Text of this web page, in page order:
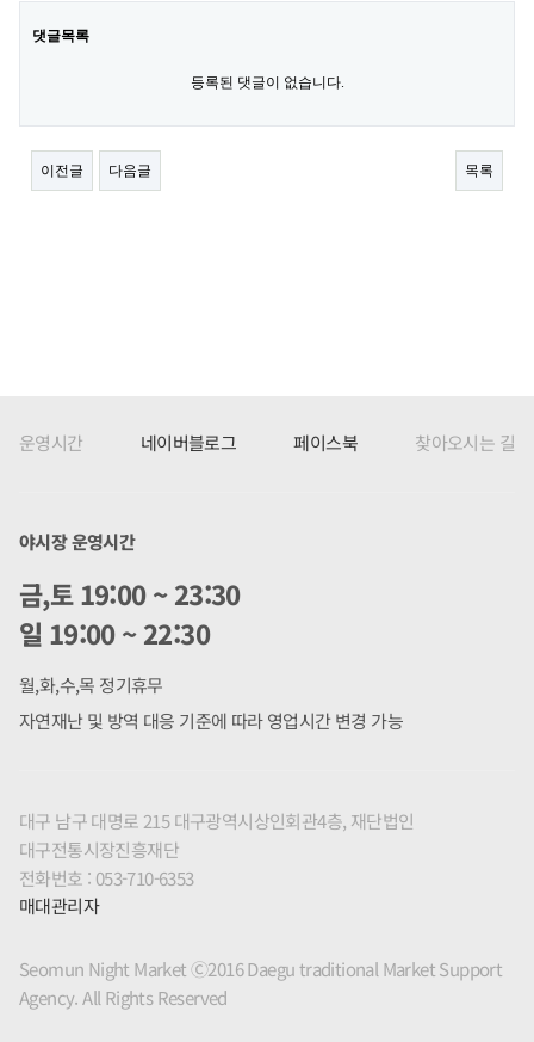
운영시간 네이버블로그 페이스북 찾아오시는 길
야시장 운영시간
금,토 19:00 ~ 23:30
일 19:00 ~ 22:30
월,화,수,목 정기휴무
자연재난 및 방역 대응 기준에 따라 영업시간 변경 가능
대구 남구 대명로 215 대구광역시상인회관4층, 재단법인
대구전통시장진흥재단
전화번호 : 053-710-6353
매대관리자
Seomun Night Market Ⓒ2016 Daegu traditional Market Support
Agency. All Rights Reserved